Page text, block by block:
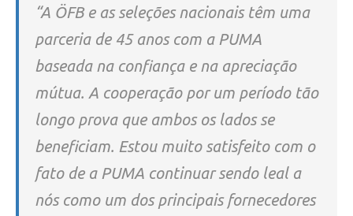
“A ÖFB e as seleções nacionais têm uma
parceria de 45 anos com a PUMA
baseada na confiança e na apreciação
mútua. A cooperação por um período tão
longo prova que ambos os lados se
beneficiam. Estou muito satisfeito com o
fato de a PUMA continuar sendo leal a
nós como um dos principais fornecedores